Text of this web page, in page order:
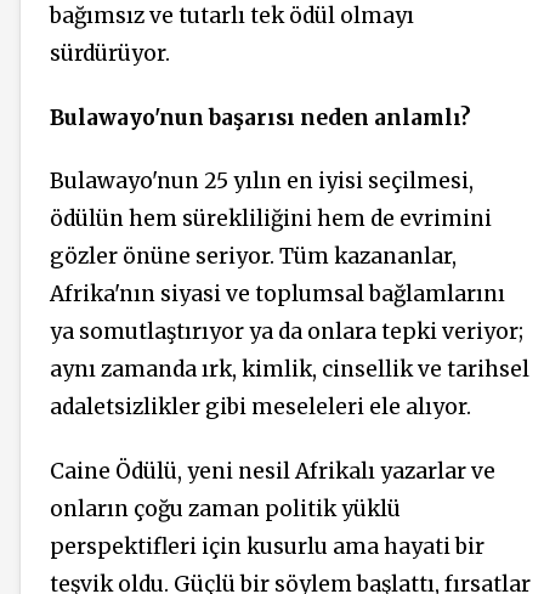
bağımsız ve tutarlı tek ödül olmayı
sürdürüyor.
Bulawayo'nun başarısı neden anlamlı?
Bulawayo'nun 25 yılın en iyisi seçilmesi,
ödülün hem sürekliliğini hem de evrimini
gözler önüne seriyor. Tüm kazananlar,
Afrika'nın siyasi ve toplumsal bağlamlarını
ya somutlaştırıyor ya da onlara tepki veriyor;
aynı zamanda ırk, kimlik, cinsellik ve tarihsel
adaletsizlikler gibi meseleleri ele alıyor.
Caine Ödülü, yeni nesil Afrikalı yazarlar ve
onların çoğu zaman politik yüklü
perspektifleri için kusurlu ama hayati bir
teşvik oldu. Güçlü bir söylem başlattı, fırsatlar